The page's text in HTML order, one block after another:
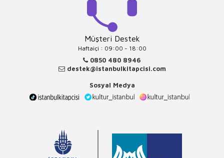
Müşteri Destek
Haftaiçi : 09:00 - 18:00
0850 480 8946
destek@istanbulkitapcisi.com
Sosyal Medya